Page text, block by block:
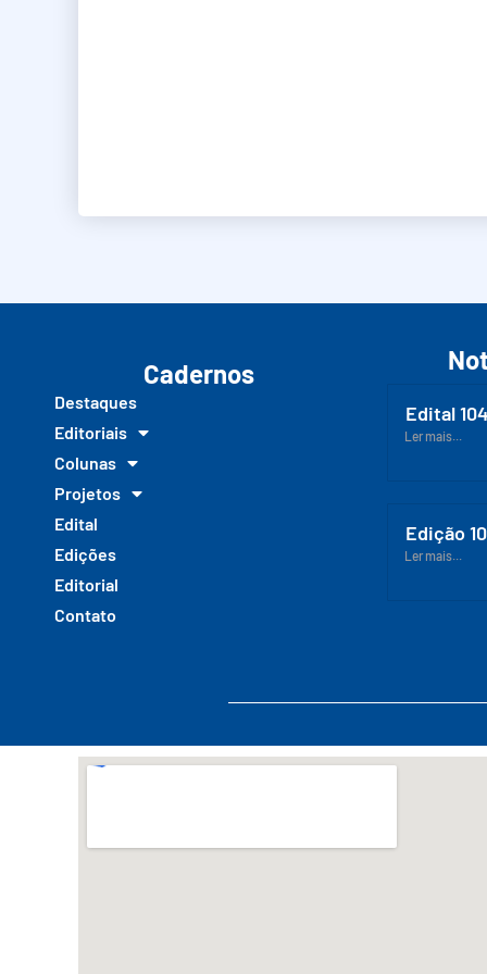
Cadernos
Destaques
Editoriais
Colunas
Projetos
Edital
Edições
Editorial
Contato
Edital
Ler mais...
Edição
Ler mais...